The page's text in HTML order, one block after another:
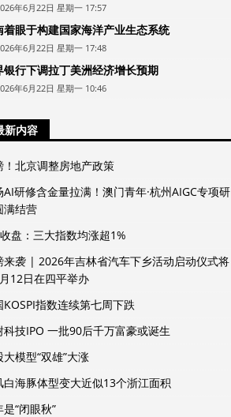
年6月22日 星期一 17:57
着眼于构建国家海洋产业生态系统
年6月22日 星期一 17:48
银行下调拉丁美洲经济增长预期
年6月22日 星期一 10:46
新内容
！北京调整房地产政策
AI研修含金量拉满！澳门青年·杭州AIGC专项研
满结营
盘：三大指数均涨超1%
来袭 | 2026年吉林省汽车下乡活动启动仪式将
12日在四平举办
KOSPI指数连续第七周下跌
科技IPO 一批90后千万富豪或诞生
大模型“双雄”大涨
白海豚体型变大近似13个浙江面积
“闭眼秋”